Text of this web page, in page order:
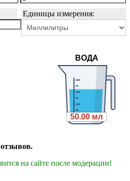
Единицы измерения:
ВОДА
50.00 мл
на сайте после модерации!